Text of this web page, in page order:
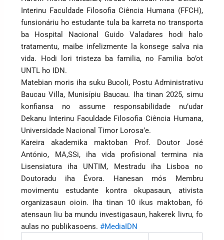
Interinu Faculdade Filosofia Ciência Humana (FFCH),
funsionáriu ho estudante tula ba karreta no transporta
ba Hospital Nacional Guido Valadares hodi halo
tratamentu, maibe infelizmente la konsege salva nia
vida. Hodi lori tristeza ba familia, no Familia bo’ot
UNTL ho IDN.
Matebian moris iha suku Bucoli, Postu Administrativu
Baucau Villa, Munisípiu Baucau. Iha tinan 2025, simu
konfiansa no assume responsabilidade nu’udar
Dekanu Interinu Faculdade Filosofia Ciência Humana,
Universidade Nacional Timor Lorosa’e.
Kareira akademika maktoban Prof. Doutor José
António, MA,SSi, iha vida profisional termina nia
Lisensiatura iha UNTIM, Mestradu iha Lisboa no
Doutoradu iha Évora. Hanesan mós Membru
movimentu estudante kontra okupasaun, ativista
organizasaun oioin. Iha tinan 10 ikus maktoban, fó
atensaun liu ba mundu investigasaun, hakerek livru, fo
aulas no publikasoens.#MediaIDN